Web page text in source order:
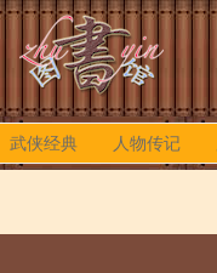
武侠经典 人物传记